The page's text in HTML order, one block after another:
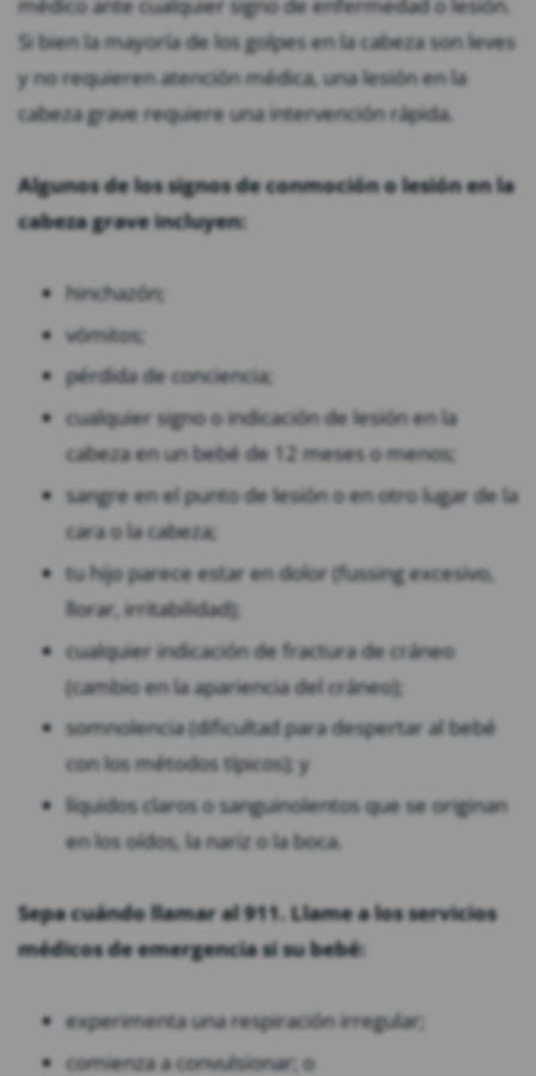
Si bien la mayoría de los golpes en la cabeza son leves
y no requieren atención médica, una lesión en la
cabeza grave requiere una intervención rápida.
Algunos de los signos de conmoción o lesión en la
cabeza grave incluyen:
hinchazón;
vómitos;
pérdida de conciencia;
cualquier signo o indicación de lesión en la
cabeza en un bebé de 12 meses o menos;
sangre en el punto de lesión o en otro lugar de la
cara o la cabeza;
tu hijo parece estar en dolor (fussing excesivo,
llorar, irritabilidad);
cualquier indicación de fractura de cráneo
(cambio en la apariencia del cráneo);
somnolencia (dificultad para despertar al bebé
con los métodos típicos); y
líquidos claros o sanguinolentos que se originan
en los oídos, la nariz o la boca.
Sepa cuándo llamar al 911. Llame a los servicios
médicos de emergencia si su bebé:
experimenta una respiración irregular;
comienza a convulsionar; o